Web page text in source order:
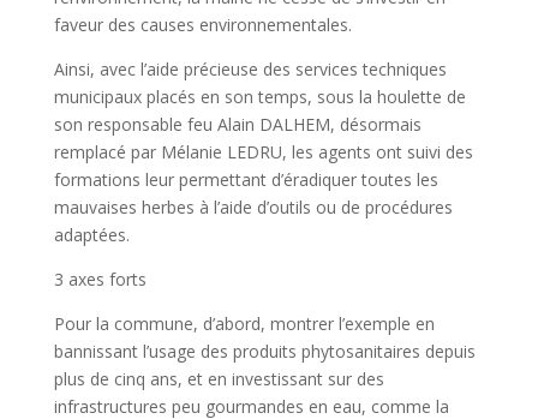
faveur des causes environnementales.
Ainsi, avec l’aide précieuse des services techniques
municipaux placés en son temps, sous la houlette de
son responsable feu Alain DALHEM, désormais
remplacé par Mélanie LEDRU, les agents ont suivi des
formations leur permettant d’éradiquer toutes les
mauvaises herbes à l’aide d’outils ou de procédures
adaptées.
3 axes forts
Pour la commune, d’abord, montrer l’exemple en
bannissant l’usage des produits phytosanitaires depuis
plus de cinq ans, et en investissant sur des
infrastructures peu gourmandes en eau, comme la